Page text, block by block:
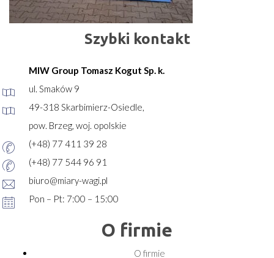
Szybki kontakt
MIW Group Tomasz Kogut Sp. k.
ul. Smaków 9
49-318 Skarbimierz-Osiedle,
pow. Brzeg, woj. opolskie
(+48) 77 411 39 28
(+48) 77 544 96 91
biuro@miary-wagi.pl
Pon – Pt: 7:00 – 15:00
O firmie
O firmie